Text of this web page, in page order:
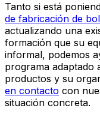
Tanto si está
de fabricación de
actualizando una
formación que su
informal, podemos
programa adaptado
productos y su
en contacto con
situación concreta.